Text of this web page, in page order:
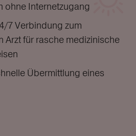
ohne Internetzugang
7 Verbindung zum
Arzt für rasche medizinische
Übermittlung eines